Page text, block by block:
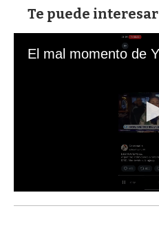
Te puede interesar
s